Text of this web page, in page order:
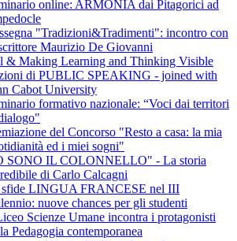
online: ARMONIA dai Pitagorici ad
"Tradizioni&Tradimenti": incontro con
Maurizio De Giovanni
& Making Learning and Thinking Visible
di PUBLIC SPEAKING - joined with
Cabot University
formativo nazionale: “Voci dai territori
del Concorso "Resto a casa: la mia
ed i miei sogni"
SONO IL COLONNELLO" - La storia
di Carlo Calcagni
LINGUA FRANCESE nel III
nuove chances per gli studenti
Scienze Umane incontra i protagonisti
Pedagogia contemporanea